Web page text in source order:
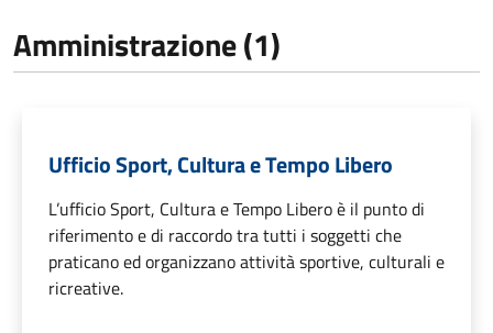
Amministrazione (1)
Ufficio Sport, Cultura e Tempo Libero
L’ufficio Sport, Cultura e Tempo Libero è il punto di
riferimento e di raccordo tra tutti i soggetti che
praticano ed organizzano attività sportive, culturali e
ricreative.